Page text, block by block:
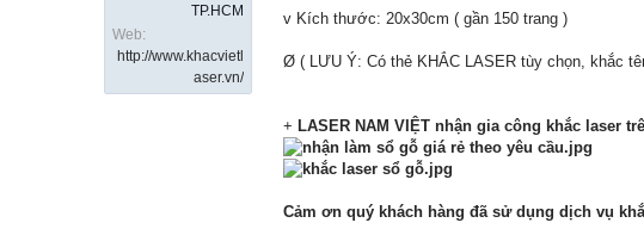
TP.HCM
Web:
http://www.khacvietl
aser.vn/
v Kích thước: 20x30cm ( gần 150 trang )
Ø ( LƯU Ý: Có thẻ KHẮC LASER tùy chọn, khắc
+ LASER NAM VIỆT nhận gia công khắc laser
Cảm ơn quý khách hàng đã sử dụng dịch vụ